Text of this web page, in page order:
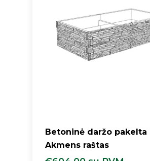
Betoninė daržo pakelta
Akmens raštas